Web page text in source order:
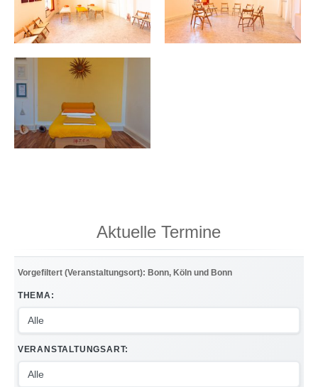
Aktuelle Termine
Vorgefiltert (Veranstaltungsort): Bonn, Köln und Bonn
THEMA:
VERANSTALTUNGSART: